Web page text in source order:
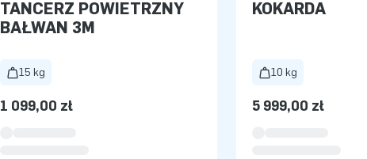
TANCERZ POWIETRZNY
BAŁWAN 3M
15 kg
1 099,00 zł
KOKARDA
10 kg
5 999,00 zł